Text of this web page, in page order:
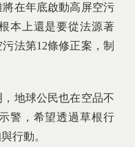
在年底啟動高屏空污
本上還是要從法源著
法第12條修正案，制
地球公民也在空品不
警，希望透過草根行
行動。